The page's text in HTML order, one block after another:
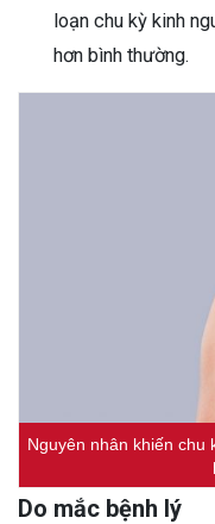
loạn chu kỳ kinh
hơn bình thường.
Nguyên nhân khiến chu
Do mắc bệnh lý